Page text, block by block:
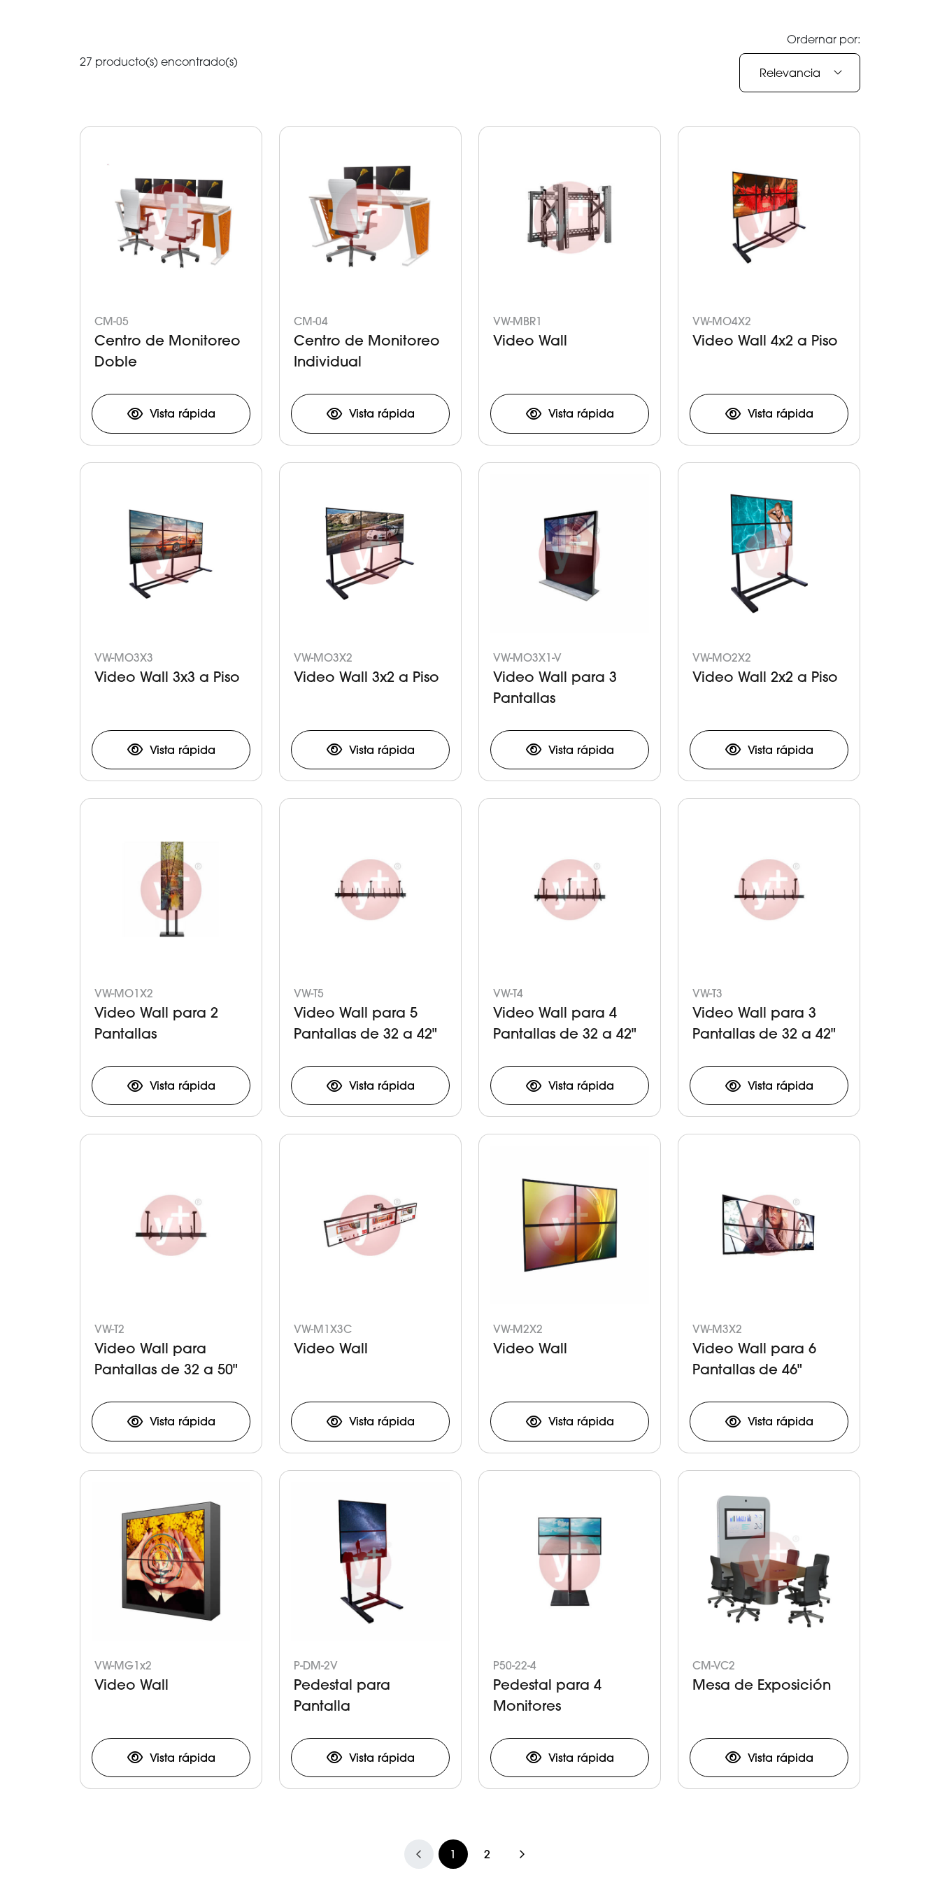
Ordernar por:
Relevancia
27 producto(s) encontrado(s)
CM-05
Centro de Monitoreo
Doble
Vista rápida
CM-04
Centro de Monitoreo
Individual
Vista rápida
VW-MBR1
Video Wall
Vista rápida
VW-MO4X2
Video Wall 4x2 a Piso
Vista rápida
VW-MO3X3
Video Wall 3x3 a Piso
Vista rápida
VW-MO3X2
Video Wall 3x2 a Piso
Vista rápida
VW-MO3X1-V
Video Wall para 3
Pantallas
Vista rápida
VW-MO2X2
Video Wall 2x2 a Piso
Vista rápida
VW-MO1X2
Video Wall para 2
Pantallas
Vista rápida
VW-T5
Video Wall para 5
Pantallas de 32 a 42"
Vista rápida
VW-T4
Video Wall para 4
Pantallas de 32 a 42"
Vista rápida
VW-T3
Video Wall para 3
Pantallas de 32 a 42"
Vista rápida
VW-T2
Video Wall para
Pantallas de 32 a 50"
Vista rápida
VW-M1X3C
Video Wall
Vista rápida
VW-M2X2
Video Wall
Vista rápida
VW-M3X2
Video Wall para 6
Pantallas de 46"
Vista rápida
VW-MG1x2
Video Wall
Vista rápida
P-DM-2V
Pedestal para
Pantalla
Vista rápida
P50-22-4
Pedestal para 4
Monitores
Vista rápida
CM-VC2
Mesa de Exposición
Vista rápida
1 2